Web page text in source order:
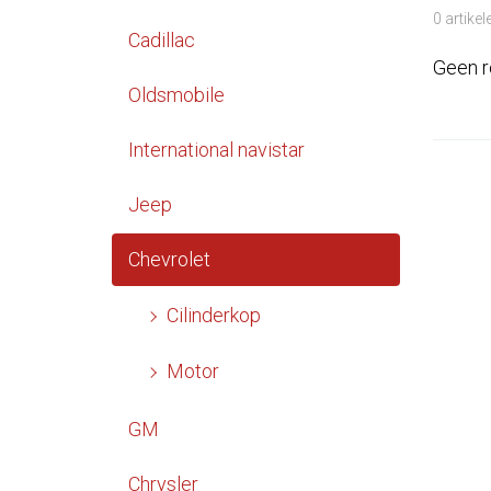
Cadillac
Oldsmobile
International navistar
Jeep
Chevrolet
Cilinderkop
Motor
GM
Chrysler
0
Geen